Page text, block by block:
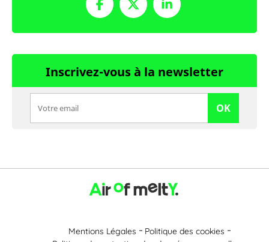
Inscrivez-vous à la newsletter
OK
Mentions Légales
Politique des cookies